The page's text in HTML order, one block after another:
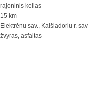
rajoninis kelias
15 km
Elektrėnų sav., Kaišiadorių r. sav.
žvyras, asfaltas